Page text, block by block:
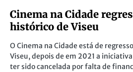
Cinema na Cidade
histórico de Viseu
O Cinema na Cidade está de
Viseu, depois de em 2021 a
ter sido cancelada por falta de